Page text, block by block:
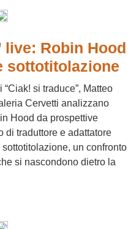
live: Robin Hood
sottotitolazione
si traduce”, Matteo
Cervetti analizzano
Hood da prospettive
di traduttore e adattatore
un confronto
si nascondono dietro la